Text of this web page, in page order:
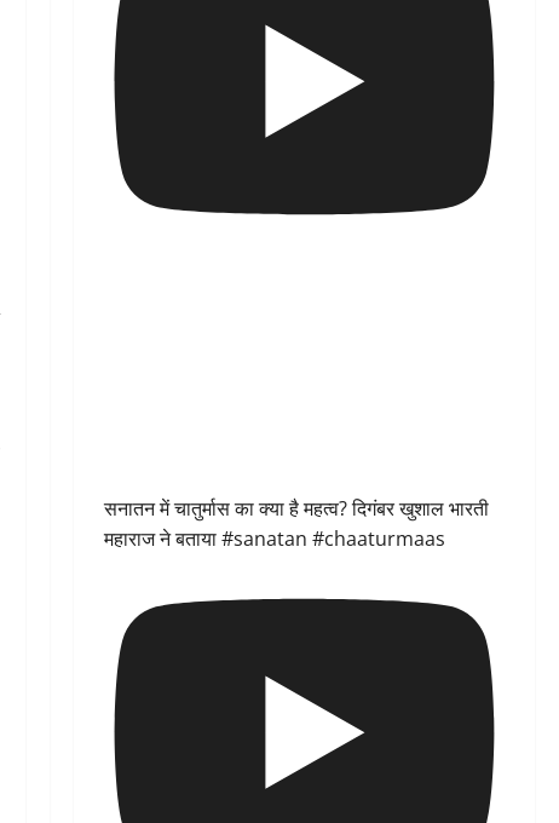
सनातन में चातुर्मास का क्या है महत्व? दिगंबर खुशाल भारती
महाराज ने बताया #sanatan #chaaturmaas